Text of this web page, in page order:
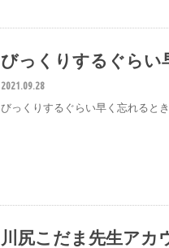
びっくりするぐらい
2021.09.28
びっくりするぐらい早く忘れると
川尻こだま先生アカ